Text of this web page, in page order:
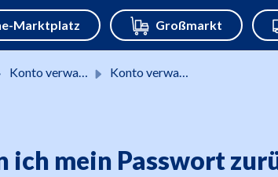
gehen
Konto verwalten Konto verwalten
ich mein Passwort